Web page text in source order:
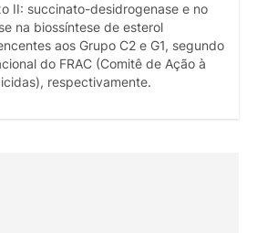
II: succinato-desidrogenase e no
na biossíntese de esterol
aos Grupo C2 e G1, segundo
do FRAC (Comitê de Ação à
respectivamente.